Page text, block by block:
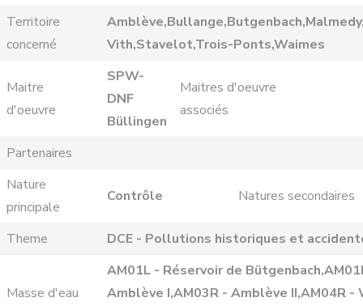
Territoire
concerné
Vith,Stavelot,Trois-Ponts,Waimes
Maitre
d'oeuvre
SPW-
DNF
Büllingen
Maitres d'oeuvre
associés
Partenaires
Nature
principale
Contrôle Natures secondaires
Theme DCE - Pollutions historiques et
Masse d'eau
AM01L - Réservoir de
Amblève I,AM03R - Amblève II,AM04R -